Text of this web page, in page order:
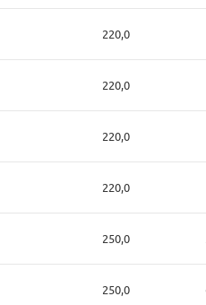
220,0
220,0
220,0
220,0
250,0
250,0